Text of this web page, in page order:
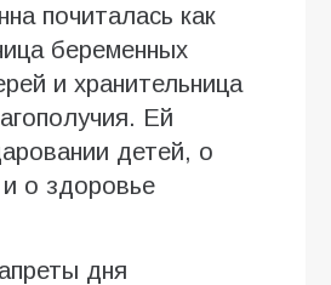
почиталась как
беременных
и хранительница
Ей
детей, о
и о здоровье
дня